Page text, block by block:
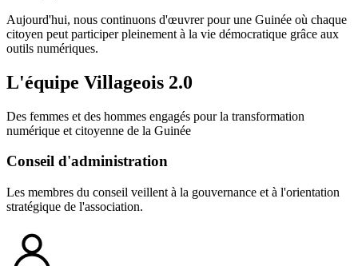
Aujourd'hui, nous continuons d'œuvrer pour une Guinée où chaque
citoyen peut participer pleinement à la vie démocratique grâce aux
outils numériques.
L'équipe Villageois 2.0
Des femmes et des hommes engagés pour la transformation
numérique et citoyenne de la Guinée
Conseil d'administration
Les membres du conseil veillent à la gouvernance et à l'orientation
stratégique de l'association.